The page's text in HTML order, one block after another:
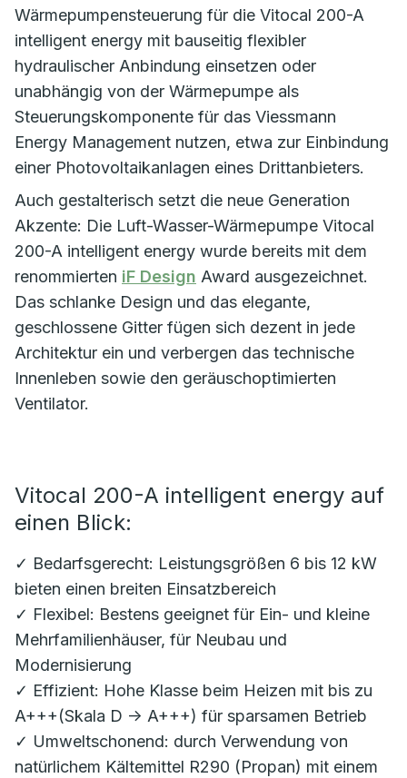
Wärmepumpensteuerung für die Vitocal 200-A
intelligent energy mit bauseitig flexibler
hydraulischer Anbindung einsetzen oder
unabhängig von der Wärmepumpe als
Steuerungskomponente für das Viessmann
Energy Management nutzen, etwa zur Einbindung
einer Photovoltaikanlagen eines Drittanbieters.
Auch gestalterisch setzt die neue Generation
Akzente: Die Luft-Wasser-Wärmepumpe Vitocal
200-A intelligent energy wurde bereits mit dem
renommierten iF Design Award ausgezeichnet.
Das schlanke Design und das elegante,
geschlossene Gitter fügen sich dezent in jede
Architektur ein und verbergen das technische
Innenleben sowie den geräuschoptimierten
Ventilator.
Vitocal 200-A intelligent energy auf
einen Blick:
✓ Bedarfsgerecht: Leistungsgrößen 6 bis 12 kW
bieten einen breiten Einsatzbereich
✓ Flexibel: Bestens geeignet für Ein- und kleine
Mehrfamilienhäuser, für Neubau und
Modernisierung
✓ Effizient: Hohe Klasse beim Heizen mit bis zu
A+++(Skala D -> A+++) für sparsamen Betrieb
✓ Umweltschonend: durch Verwendung von
natürlichem Kältemittel R290 (Propan) mit einem